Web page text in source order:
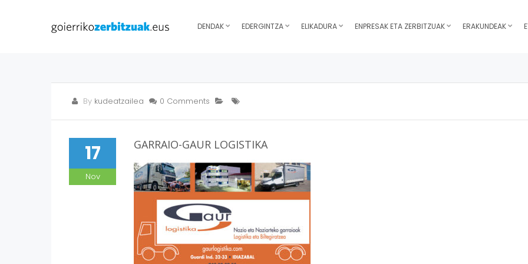
DENDAK EDERGINTZA ELIKADURA ENPRESAK ETA ZERBITZUAK ERAKUNDEAK
By kudeatzailea 0 Comments
17
Nov
GARRAIO-GAUR LOGISTIKA